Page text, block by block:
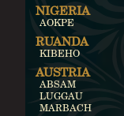
NIGERIA
AOKPE
RUANDA
KIBEHO
AUSTRIA
ABSAM
LUGGAU
MARBACH